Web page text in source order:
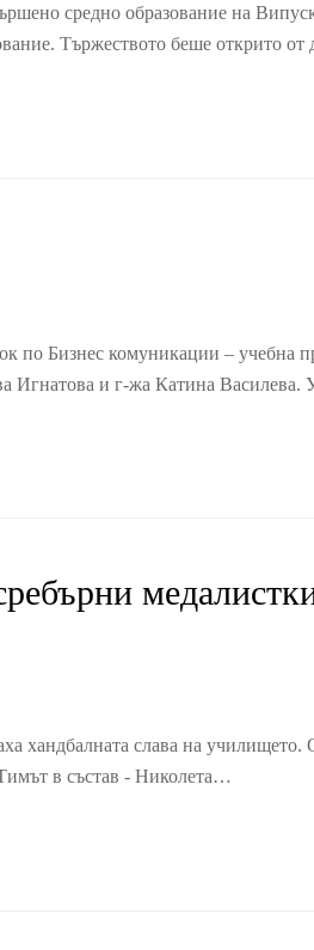
средно образование на
Тържеството беше открито от
по Бизнес комуникации – учебна
Игнатова и г-жа Катина
хандбалната слава на
в състав - Николета…